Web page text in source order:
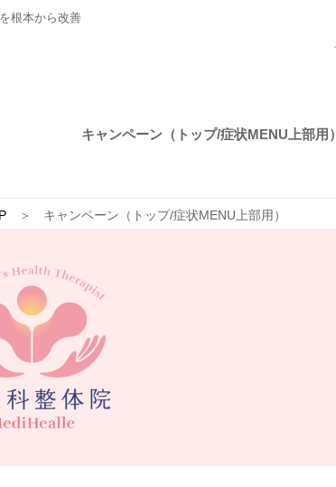
根本から改善
キャンペーン（トップ/症状MENU上部用）
キャンペーン（トップ/症状MENU上部用）